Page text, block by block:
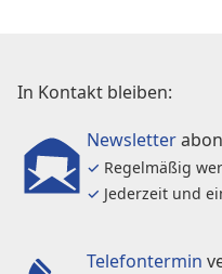
In Kontakt bleiben:
Newsletter
✓ Regelmäßig
✓ Jederzeit und
Telefontermin